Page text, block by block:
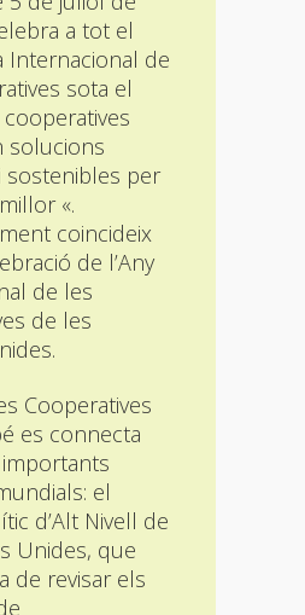
a tot el
Internacional de
sota el
cooperatives
solucions
sostenibles per
«.
coincideix
de l’Any
de les
de les
Cooperatives
es connecta
el
d’Alt Nivell de
Unides, que
de revisar els